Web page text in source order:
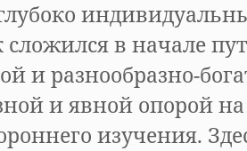
сложился в начале
и разнообразно-
и явной опорой
изучения.